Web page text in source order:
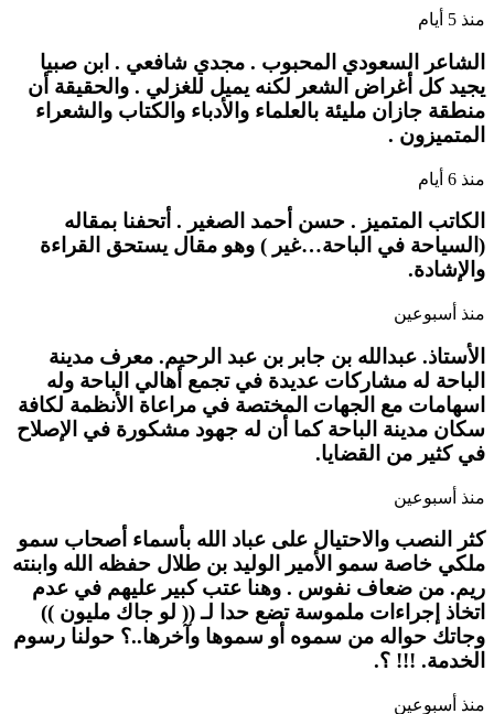
منذ 5 أيام
الشاعر السعودي المحبوب . مجدي شافعي . ابن صبيا
يجيد كل أغراض الشعر لكنه يميل للغزلي . والحقيقة أن
منطقة جازان مليئة بالعلماء والأدباء والكتاب والشعراء
المتميزون .
منذ 6 أيام
الكاتب المتميز . حسن أحمد الصغير . أتحفنا بمقاله
(السياحة في الباحة…غير ) وهو مقال يستحق القراءة
والإشادة.
منذ أسبوعين
الأستاذ. عبدالله بن جابر بن عبد الرحيم. معرف مدينة
الباحة له مشاركات عديدة في تجمع أهالي الباحة وله
اسهامات مع الجهات المختصة في مراعاة الأنظمة لكافة
سكان مدينة الباحة كما أن له جهود مشكورة في الإصلاح
في كثير من القضايا.
منذ أسبوعين
كثر النصب والاحتيال على عباد الله بأسماء أصحاب سمو
ملكي خاصة سمو الأمير الوليد بن طلال حفظه الله وابنته
ريم. من ضعاف نفوس . وهنا عتب كبير عليهم في عدم
اتخاذ إجراءات ملموسة تضع حدا لـ (( لو جاك مليون ))
وجاتك حواله من سموه أو سموها وآخرها..؟ حولنا رسوم
الخدمة. !!! ؟.
منذ أسبوعين